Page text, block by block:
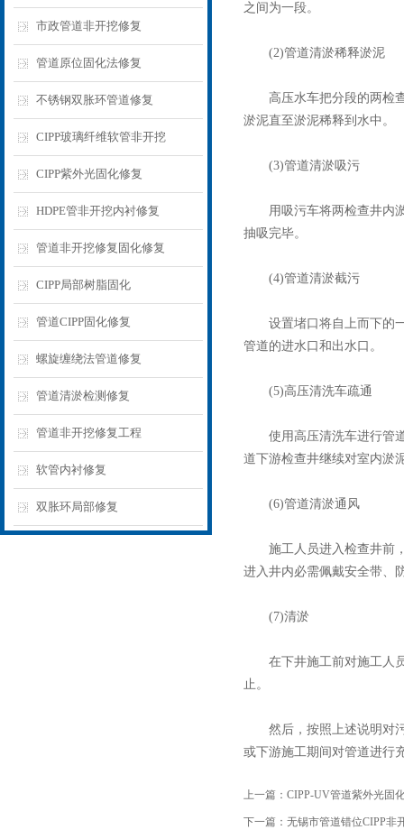
市政管道非开挖修复
管道原位固化法修复
不锈钢双胀环管道修复
CIPP玻璃纤维软管非开挖
CIPP紫外光固化修复
HDPE管非开挖内衬修复
管道非开挖修复固化修复
CIPP局部树脂固化
管道CIPP固化修复
螺旋缠绕法管道修复
管道清淤检测修复
管道非开挖修复工程
软管内衬修复
双胀环局部修复
之间为一段。
(2)管道清淤稀释淤泥
高压水车把分段的两检查
淤泥直至淤泥稀释到水中。
(3)管道清淤吸污
用吸污车将两检查井内淤
抽吸完毕。
(4)管道清淤截污
设置堵口将自上而下的一
管道的进水口和出水口。
(5)高压清洗车疏通
使用高压清洗车进行管道
道下游检查井继续对室内淤
(6)管道清淤通风
施工人员进入检查井前，
进入井内必需佩戴安全带、
(7)清淤
在下井施工前对施工人员
止。
然后，按照上述说明对污
或下游施工期间对管道进行
上一篇： CIPP-UV管道紫外光固
下一篇： 无锡市管道错位CIPP非